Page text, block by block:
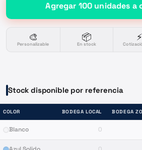
Agregar 100 unidades a
🎨
Personalizable
📦
En stock
⚡
Stock disponible por referencia
COLOR BODEGA LOCAL BODEGA
Blanco 0